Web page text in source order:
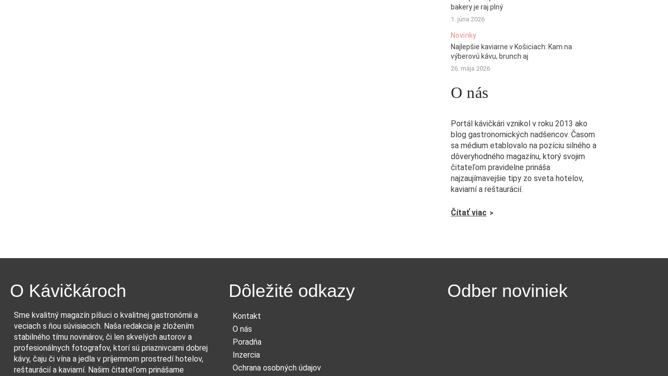
bakery je raj plný
1. júna 2026
Novinky
Najlepšie kaviarne v Košiciach: Kam na
výberovú kávu, brunch aj
26. mája 2026
O nás
Portál kávičkári vznikol v roku 2013 ako
blog gastronomických nadšencov. Časom
sa médium etablovalo na pozíciu silného a
dôveryhodného magazínu, ktorý svojim
čitateľom pravidelne prináša
najzaujímavejšie tipy zo sveta hotelov,
kaviarní a reštaurácií.
Čítať viac
O Kávičkároch
Sme kvalitný magazín píšuci o kvalitnej gastronómii a
veciach s ňou súvisiacich. Naša redakcia je zložením
stabilného tímu novinárov, či len skvelých autorov a
profesionálnych fotografov, ktorí sú priaznivcami dobrej
kávy, čaju či vína a jedla v príjemnom prostredí hotelov,
reštaurácií a kaviarní. Našim čitateľom prinášame
Dôležité odkazy
Kontakt
O nás
Poradňa
Inzercia
Ochrana osobných údajov
Odber noviniek